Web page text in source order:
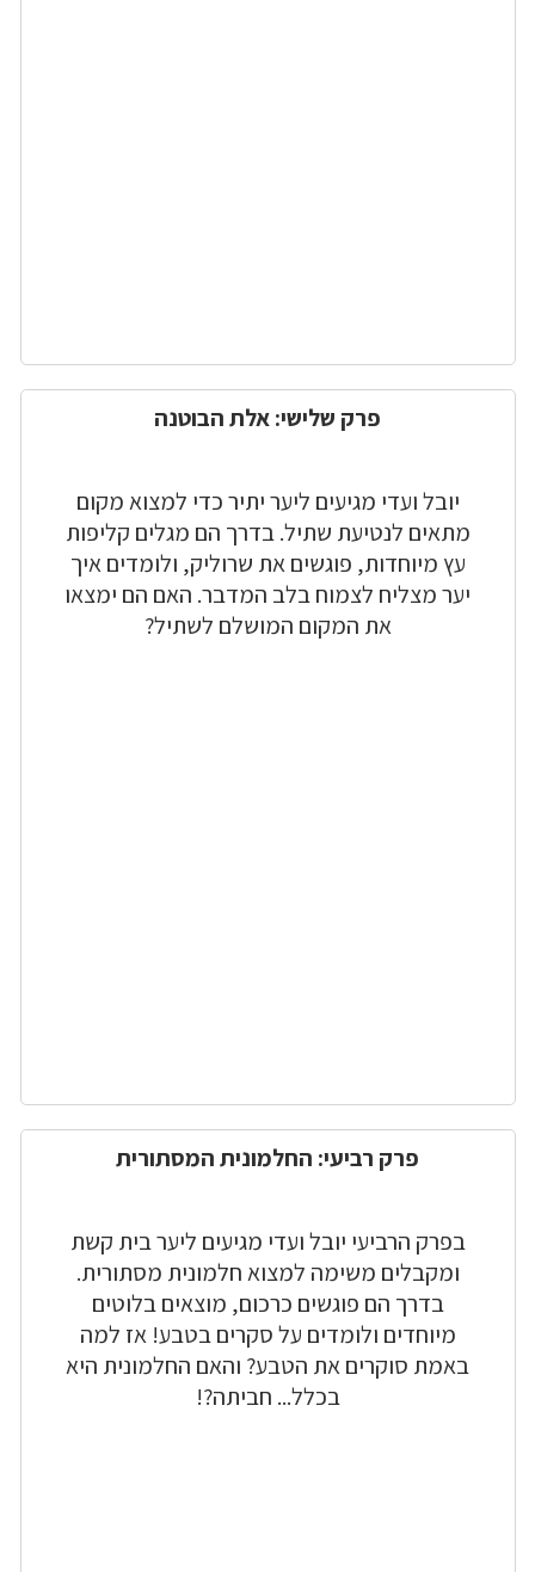
פרק שלישי: אלת הבוטנה
יובל ועדי מגיעים ליער יתיר כדי למצוא מקום
מתאים לנטיעת שתיל. בדרך הם מגלים קליפות
עץ מיוחדות, פוגשים את שרוליק, ולומדים איך
יער מצליח לצמוח בלב המדבר. האם הם ימצאו
את המקום המושלם לשתיל?
פרק רביעי: החלמונית המסתורית
בפרק הרביעי יובל ועדי מגיעים ליער בית קשת
ומקבלים משימה למצוא חלמונית מסתורית.
בדרך הם פוגשים כרכום, מוצאים בלוטים
מיוחדים ולומדים על סקרים בטבע! אז למה
באמת סוקרים את הטבע? והאם החלמונית היא
בכלל... חביתה?!